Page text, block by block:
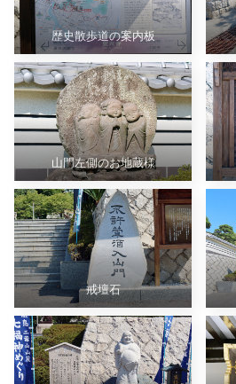
歴史散歩道の案内板
山門左側のお地蔵様
戒壇石